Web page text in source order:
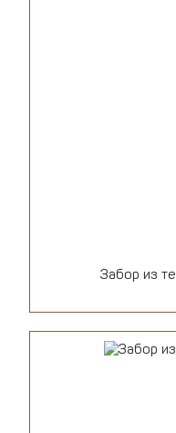
Забор из